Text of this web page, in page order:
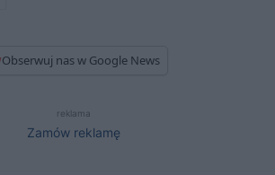
Obserwuj nas w Google News
reklama
Zamów reklamę